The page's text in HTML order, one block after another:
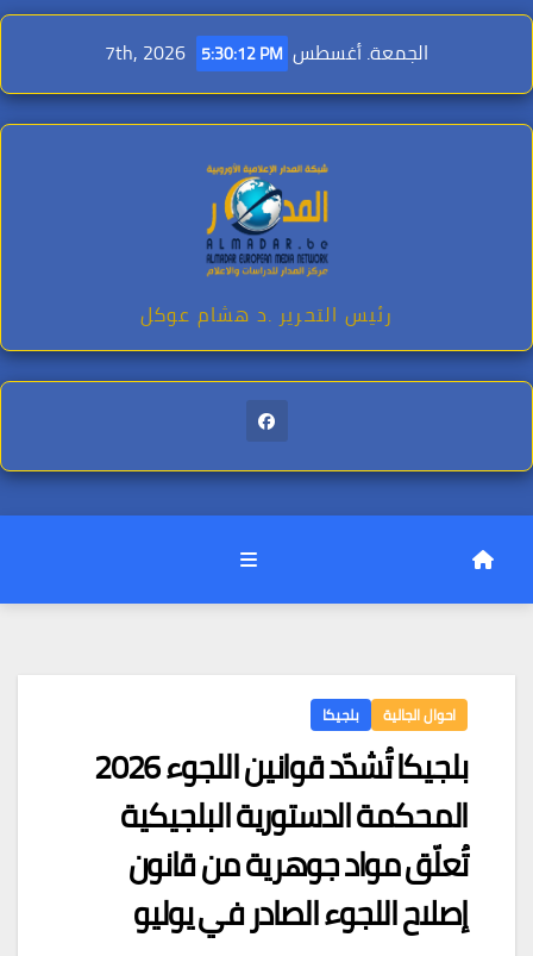
Skip
content
الجمعة. أغسطس 7th, 2026 5:30:13 PM
رئيس التحرير .د هشام عوكل
احوال الجالية بلجيكا
بلجيكا تُشدّد قوانين اللجوء 2026
المحكمة الدستورية البلجيكية
تُعلّق مواد جوهرية من قانون
إصلاح اللجوء الصادر في يوليو